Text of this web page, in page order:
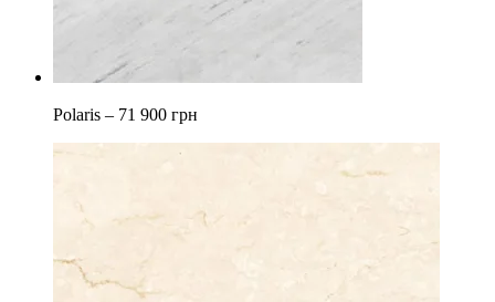
Polaris – 71 900 грн